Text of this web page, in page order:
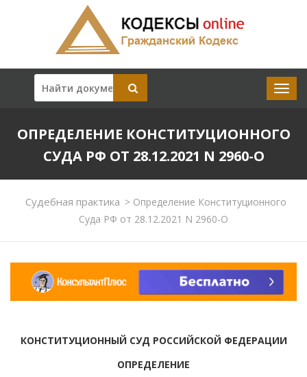
ОПРЕДЕЛЕНИЕ КОНСТИТУЦИОННОГО
СУДА РФ ОТ 28.12.2021 N 2960-О
Судебная практика > Определение Конституционного
Суда РФ от 28.12.2021 N 2960-О
КОНСТИТУЦИОННЫЙ СУД РОССИЙСКОЙ ФЕДЕРАЦИИ
ОПРЕДЕЛЕНИЕ